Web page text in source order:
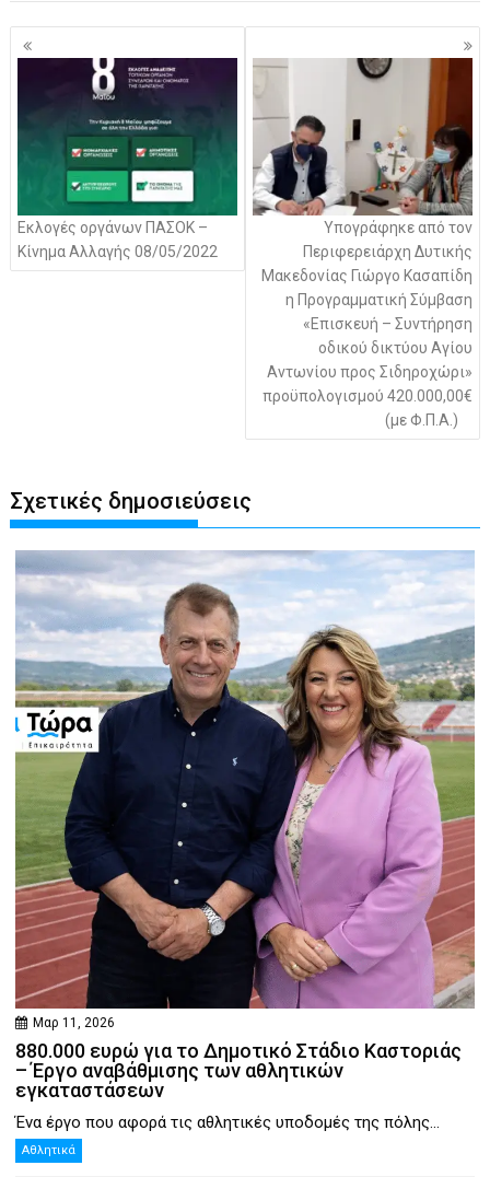
Πλοήγηση
άρθρων
Εκλογές οργάνων ΠΑΣΟΚ –
Κίνημα Αλλαγής 08/05/2022
Υπογράφηκε από τον
Περιφερειάρχη Δυτικής
Μακεδονίας Γιώργο Κασαπίδη
η Προγραμματική Σύμβαση
«Επισκευή – Συντήρηση
οδικού δικτύου Αγίου
Αντωνίου προς Σιδηροχώρι»
προϋπολογισμού 420.000,00€
(με Φ.Π.Α.)
Σχετικές δημοσιεύσεις
Μαρ 11, 2026
880.000 ευρώ για το Δημοτικό Στάδιο Καστοριάς
– Έργο αναβάθμισης των αθλητικών
εγκαταστάσεων
Ένα έργο που αφορά τις αθλητικές υποδομές της πόλης...
Αθλητικά